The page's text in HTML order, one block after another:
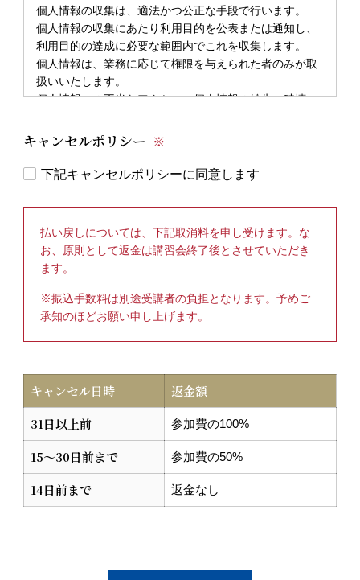
個人情報の収集は、適法かつ公正な手段で行います。
個人情報の収集にあたり利用目的を公表または通知し、
利用目的の達成に必要な範囲内でこれを収集します。
個人情報は、業務に応じて権限を与えられた者のみが取
扱いいたします。
個人情報への不当なアクセス、個人情報の紛失・破壊・
改ざん・漏洩などの危険に対する技術面及び組織体制面
での適切な安全対策を実施し、管理に努めます。
個人情報の第三者開示について
定に従って開示することを要請された場合を除き、個人
はありません。
ただし、必要な企業（※）に対しては、最低限必要な情
報に限り情報を提供・開示する場合があります。
※必要な企業とは、宅配業者、宛名ラベルを作成する印
刷会社、発送代行会社、信販会社、クレジットカード会
情報のご本人からご請求があった場合、登録情報の開
示・追加・変更・訂正または停止するための削除（以
ます
お問い合わせは、電話075-277-8623 までお願いいたし
ます。開示等のお手続き方法をご案内いたします。
なお、開示等のお問い合わせに際し、氏名等の登録情報
キャンセルポリシー ※
下記キャンセルポリシーに同意します
払い戻しについては、下記取消料を申し受けます。な
お、原則として返金は講習会終了後とさせていただき
ます。
※振込手数料は別途受講者の負担となります。予めご
承知のほどお願い申し上げます。
キャンセル日時
返金額
31日以上前
参加費の100%
15～30日前まで 参加費の50%
14日前まで 返金なし